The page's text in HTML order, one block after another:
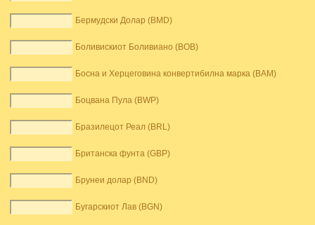
Бермудски Долар (BMD)
Боливискиот Боливиано (BOB)
Босна и Херцеговина конвертибилна марка (BAM)
Боцвана Пула (BWP)
Бразилецот Реал (BRL)
Британска фунта (GBP)
Брунеи долар (BND)
Бугарскиот Лав (BGN)